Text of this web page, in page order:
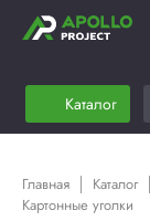
Каталог
Главная Каталог
Картонные уголки